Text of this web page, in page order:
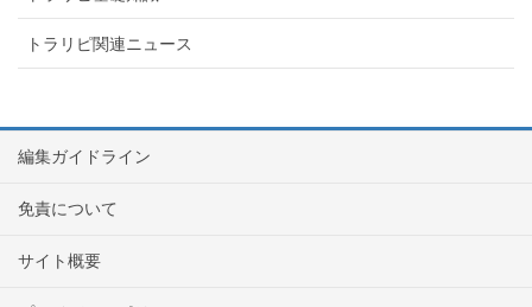
トラリピ関連ニュース
編集ガイドライン
免責について
サイト概要